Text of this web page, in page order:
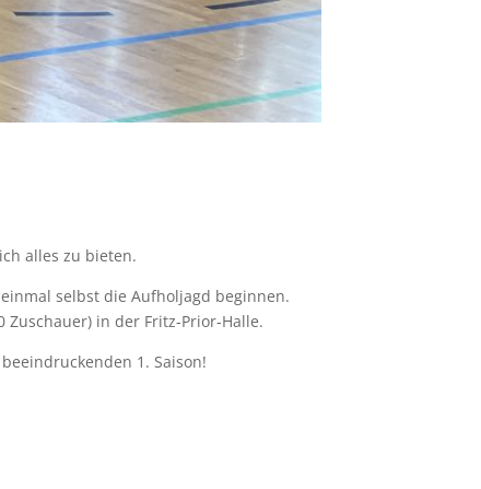
alles zu bieten.
selbst die Aufholjagd beginnen.
in der Fritz-Prior-Halle.
1. Saison!